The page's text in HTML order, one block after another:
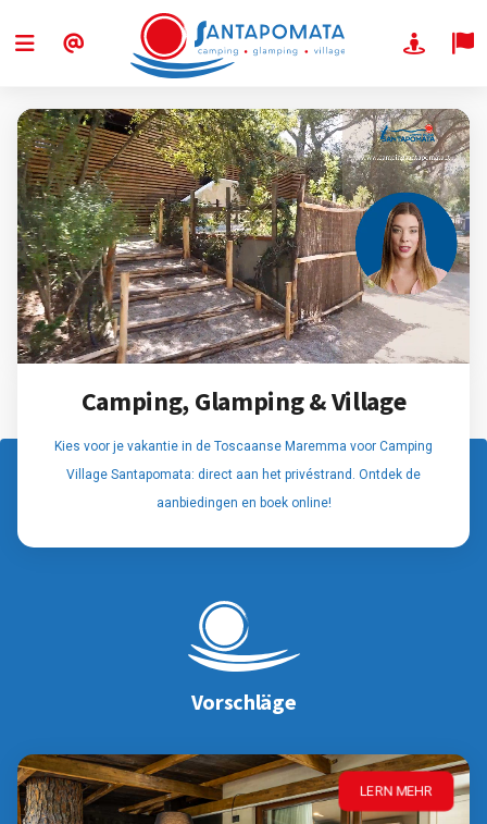
Camping, Glamping & Village
Kies voor je vakantie in de Toscaanse Maremma voor Camping
Village Santapomata: direct aan het privéstrand. Ontdek de
aanbiedingen en boek online!
Vorschläge
LERN MEHR